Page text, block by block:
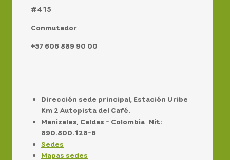
#415
Conmutador
+57 606 889 90 00
Dirección sede principal, Estación Uribe
Km 2 Autopista del Café.
Manizales, Caldas - Colombia Nit:
890.800.128-6
Sedes
Mapas sedes